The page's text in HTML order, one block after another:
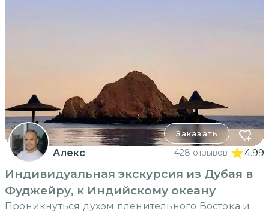
Заказать
Алекс 428 отзывов 4.99
Индивидуальная экскурсия из Дубая в
Фуджейру, к Индийскому океану
Проникнуться духом пленительного Востока и